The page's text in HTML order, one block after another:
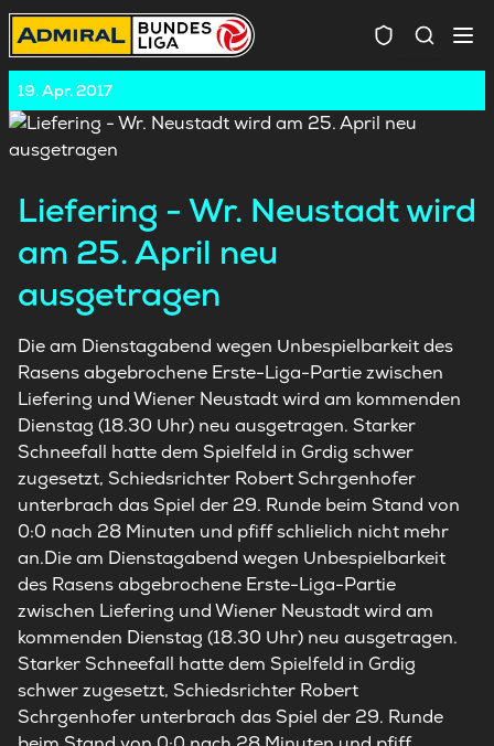
19. Apr. 2017
Liefering - Wr. Neustadt wird
am 25. April neu
ausgetragen
Die am Dienstagabend wegen Unbespielbarkeit des
Rasens abgebrochene Erste-Liga-Partie zwischen
Liefering und Wiener Neustadt wird am kommenden
Dienstag (18.30 Uhr) neu ausgetragen. Starker
Schneefall hatte dem Spielfeld in Grdig schwer
zugesetzt, Schiedsrichter Robert Schrgenhofer
unterbrach das Spiel der 29. Runde beim Stand von
0:0 nach 28 Minuten und pfiff schlielich nicht mehr
an.Die am Dienstagabend wegen Unbespielbarkeit
des Rasens abgebrochene Erste-Liga-Partie
zwischen Liefering und Wiener Neustadt wird am
kommenden Dienstag (18.30 Uhr) neu ausgetragen.
Starker Schneefall hatte dem Spielfeld in Grdig
schwer zugesetzt, Schiedsrichter Robert
Schrgenhofer unterbrach das Spiel der 29. Runde